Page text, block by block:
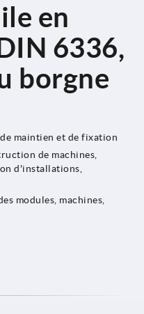
en
6336,
borgne
maintien et de fixation
de machines,
d'installations,
modules, machines,